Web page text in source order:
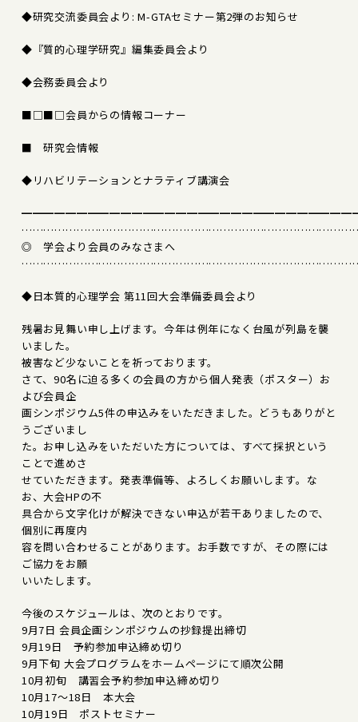
◆研究交流委員会より: M-GTAセミナー第2弾のお知らせ
◆『質的心理学研究』編集委員会より
◆会務委員会より
■□■□会員からの情報コーナー
■ 研究会情報
◆リハビリテーションとナラティブ講演会
◎ 学会より会員のみなさまへ
◆日本質的心理学会 第11回大会準備委員会より
残暑お見舞い申し上げます。今年は例年になく台風が列島を襲
いました。
被害など少ないことを祈っております。
さて、90名に迫る多くの会員の方から個人発表（ポスター）お
よび会員企
画シンポジウム5件の申込みをいただきました。どうもありがと
うございまし
た。お申し込みをいただいた方については、すべて採択という
ことで進めさ
せていただきます。発表準備等、よろしくお願いします。な
お、大会HPの不
具合から文字化けが解決できない申込が若干ありましたので、
個別に再度内
容を問い合わせることがあります。お手数ですが、その際には
ご協力をお願
いいたします。
今後のスケジュールは、次のとおりです。
9月7日 会員企画シンポジウムの抄録提出締切
9月19日 予約参加申込締め切り
9月下旬 大会プログラムをホームページにて順次公開
10月初旬 講習会予約参加申込締め切り
10月17～18日 本大会
10月19日 ポストセミナー